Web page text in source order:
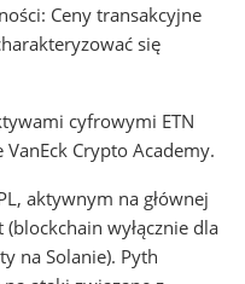
Ceny transakcyjne
się
cyfrowymi ETN
Crypto Academy.
aktywnym na głównej
wyłącznie dla
na Solanie). Pyth